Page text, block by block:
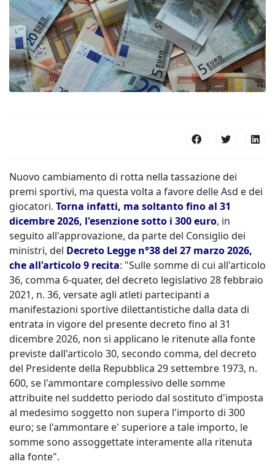
Nuovo cambiamento di rotta nella tassazione dei
premi sportivi, ma questa volta a favore delle Asd e dei
giocatori. Torna infatti, ma soltanto fino al 31
dicembre 2026, l'esenzione sotto i 300 euro, in
seguito all'approvazione, da parte del Consiglio dei
ministri, del Decreto Legge n°38 del 27 marzo 2026,
che all'articolo 9 recita: "Sulle somme di cui all'articolo
36, comma 6-quater, del decreto legislativo 28 febbraio
2021, n. 36, versate agli atleti partecipanti a
manifestazioni sportive dilettantistiche dalla data di
entrata in vigore del presente decreto fino al 31
dicembre 2026, non si applicano le ritenute alla fonte
previste dall'articolo 30, secondo comma, del decreto
del Presidente della Repubblica 29 settembre 1973, n.
600, se l'ammontare complessivo delle somme
attribuite nel suddetto periodo dal sostituto d'imposta
al medesimo soggetto non supera l'importo di 300
euro; se l'ammontare e' superiore a tale importo, le
somme sono assoggettate interamente alla ritenuta
alla fonte".